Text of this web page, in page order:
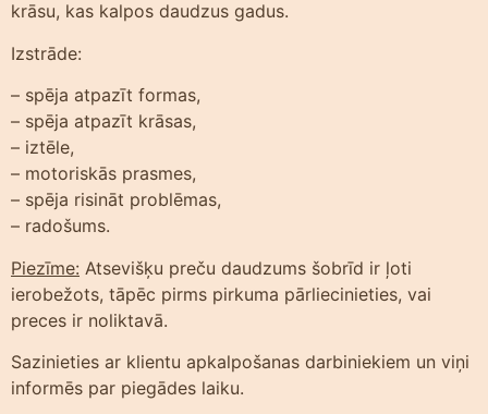
krāsu, kas kalpos daudzus gadus.
Izstrāde:
– spēja atpazīt formas,
– spēja atpazīt krāsas,
– iztēle,
– motoriskās prasmes,
– spēja risināt problēmas,
– radošums.
Piezīme: Atsevišķu preču daudzums šobrīd ir ļoti
ierobežots, tāpēc pirms pirkuma pārliecinieties, vai
preces ir noliktavā.
Sazinieties ar klientu apkalpošanas darbiniekiem un viņi
informēs par piegādes laiku.